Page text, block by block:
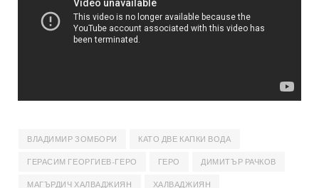
ВЛАДИМИР ЗОМБОРИ КАТО ДВЕ КАПКИ ВОДА
ГЕРАСИМ ГЕОРГИЕВ-ГЕРО ГЕРО ДИМИТЪР РАЧКОВ
МАГЪРДИЧ ХАЛВАДЖИЯН ХАЛВАДЖИЯН